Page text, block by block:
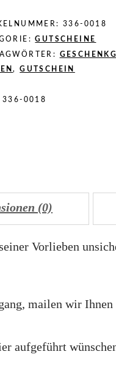
336-0018
GUTSCHEINE
,GUTSCHEIN
336-0018
(0)
Vorlieben
mailen wir
aufgeführt